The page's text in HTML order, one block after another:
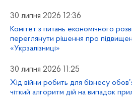
30 липня 2026 12:36
Комітет з питань економічного
переглянути рішення про
«Укрзалізниці»
30 липня 2026 11:25
Хід війни робить для бізнесу
чіткий алгоритм дій на випадок